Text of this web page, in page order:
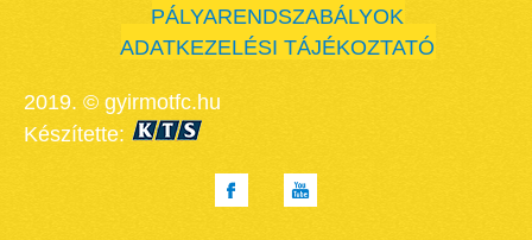
PÁLYARENDSZABÁLYOK
ADATKEZELÉSI TÁJÉKOZTATÓ
2019. © gyirmotfc.hu
Készítette: